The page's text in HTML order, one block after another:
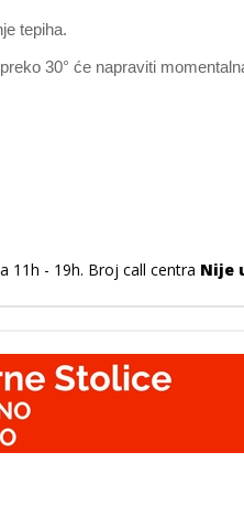
tepiha.
30° će napraviti
11h - 19h. Broj call centra Nije